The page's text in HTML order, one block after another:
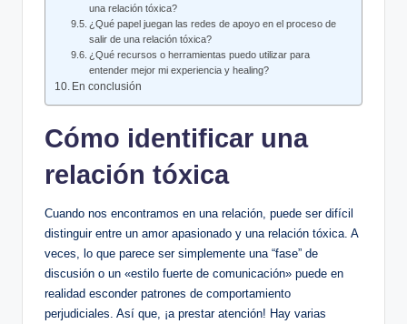
una relación tóxica?
¿Qué⁢ papel juegan​ las redes⁢ de⁢ apoyo en el proceso de⁤
salir de una ​relación tóxica?
¿Qué recursos o herramientas puedo⁤ utilizar‌ para
entender mejor mi ⁣experiencia y healing?
En ⁣conclusión
Cómo identificar una
relación ​tóxica
Cuando nos encontramos en una relación, puede⁢ ser difícil‍
distinguir entre un amor apasionado y una ⁣relación ⁣tóxica. ​A
veces, ⁣lo que parece ‍ser simplemente una “fase” ⁤de
⁣discusión o un «estilo fuerte de ​comunicación» puede en
realidad esconder patrones de comportamiento
⁣perjudiciales. Así que, ¡a​ prestar atención! Hay varias